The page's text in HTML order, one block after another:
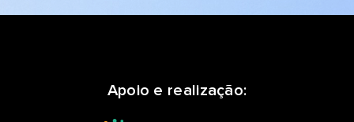
Apoio e realização: